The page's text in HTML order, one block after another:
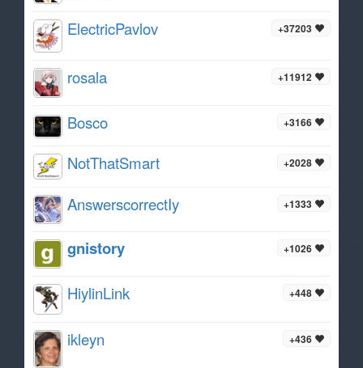
+37203
ElectricPavlov
+11912
rosala
+3166
Bosco
+2028
NotThatSmart
+1333
AnswerscorrectIy
+1026
gnistory
+448
HiylinLink
+436
ikleyn